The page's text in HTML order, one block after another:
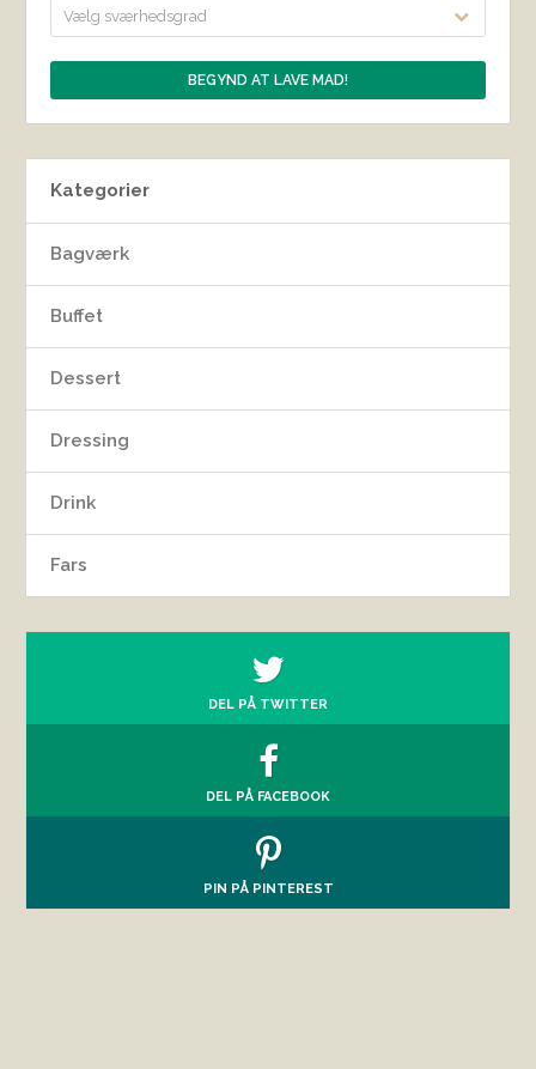
Vælg sværhedsgrad
Kategorier
Bagværk
Buffet
Dessert
Dressing
Drink
Fars
DEL PÅ TWITTER
DEL PÅ FACEBOOK
PIN PÅ PINTEREST